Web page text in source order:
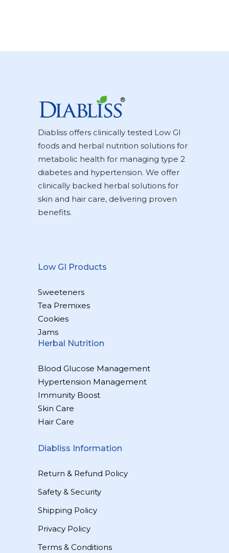
Diabliss offers clinically tested Low GI
foods and herbal nutrition solutions for
metabolic health for managing type 2
diabetes and hypertension. We offer
clinically backed herbal solutions for
skin and hair care, delivering proven
benefits.
Low GI Products
Sweeteners
Tea Premixes
Cookies
Jams
Herbal Nutrition
Blood Glucose Management
Hypertension Management
Immunity Boost
Skin Care
Hair Care
Diabliss Information
Return & Refund Policy
Safety & Security
Shipping Policy
Privacy Policy
Terms & Conditions